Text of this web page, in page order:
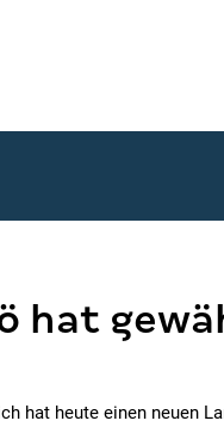
hat
hat heute einen neuen